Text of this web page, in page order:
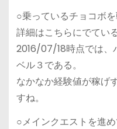
○乗っているチョコボ
詳細はこちらにで
2016/07/18時点では、
ベル３である。
なかなか経験値が稼げ
すね。
○メインクエストを進